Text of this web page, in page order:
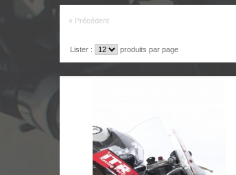
« Précédent
Lister : produits par page